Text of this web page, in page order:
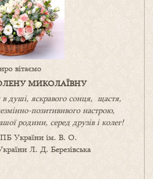
вітаємо
МИКОЛАЇВНУ
в душі, яскравого сонця, щастя,
позитивнвого настрою,
родини, серед друзів і колег!
України ім. В. О.
Л. Д. Березівська